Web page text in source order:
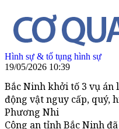
Hình sự & tố tụng hình sự
19/05/2026 10:39
Bắc Ninh khởi tố 3 vụ án
động vật nguy cấp, quý,
Phương Nhi
Công an tỉnh Bắc Ninh